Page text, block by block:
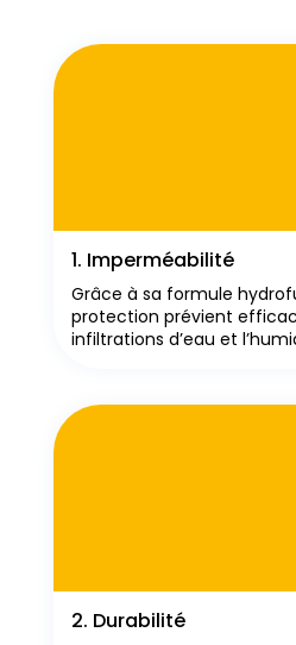
1. Imperméabilité
Grâce à sa formule
protection prévient
infiltrations d’eau et
2. Durabilité